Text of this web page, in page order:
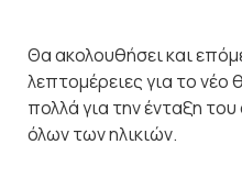
Θα ακολουθήσει και
λεπτομέρειες για το
πολλά για την ένταξη
όλων των ηλικιών.